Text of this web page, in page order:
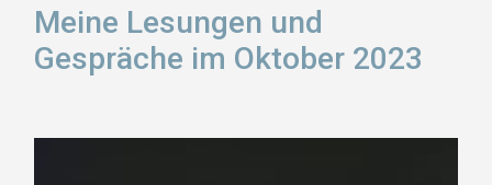
Meine Lesungen und
Gespräche im Oktober 2023